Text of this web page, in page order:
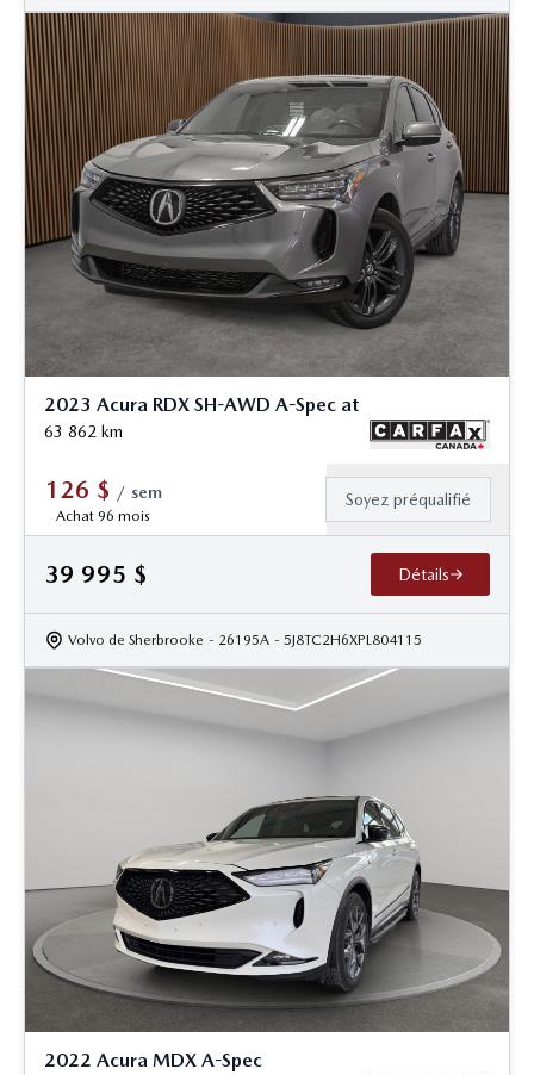
2023 Acura RDX SH-AWD A-Spec at
63 862 km
126 $ / sem
Achat 96 mois
Soyez préqualifié
39 995 $ Détails
Volvo de Sherbrooke - 26195A - 5J8TC2H6XPL804115
2022 Acura MDX A-Spec